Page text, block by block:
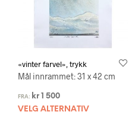
«vinter farvel», trykk
Mål innrammet: 31 x 42 cm
FRA: kr 1 500
VELG ALTERNATIV